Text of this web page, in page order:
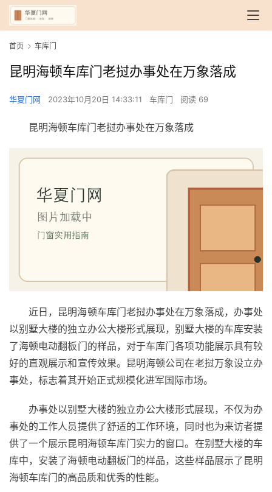
首
页
入
首页 车库门
昆明海顿车库门老挝办事处在万象落成
华夏门网 2023年10月20日 14:33:11 车库门 阅读 69
昆明海顿车库门老挝办事处在万象落成
近日，昆明海顿车库门老挝办事处在万象落成，办事处
以别墅大楼的独立办公大楼形式展现，别墅大楼的车库安装
了海顿电动翻板门的样品，对于车库门各项功能展示具有较
好的直观展示和宣传效果。昆明海顿公司在老挝万象设立办
事处，标志着其开始正式规模化进军国际市场。
办事处以别墅大楼的独立办公大楼形式展现，不仅为办
事处的工作人员提供了舒适的工作环境，同时也为来访者提
供了一个展示昆明海顿车库门实力的窗口。在别墅大楼的车
库中，安装了海顿电动翻板门的样品，这些样品展示了昆明
海顿车库门的高品质和优秀的性能。